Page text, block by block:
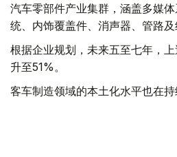
汽车零部件产业集群，涵盖多媒
统、内饰覆盖件、消声器、管路及
根据企业规划，未来五至七年，
升至51%。
客车制造领域的本土化水平也在持